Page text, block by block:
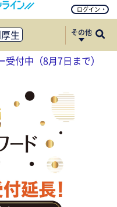
ログイン
生
性化
・レポート
その他
付中（8月7日まで）